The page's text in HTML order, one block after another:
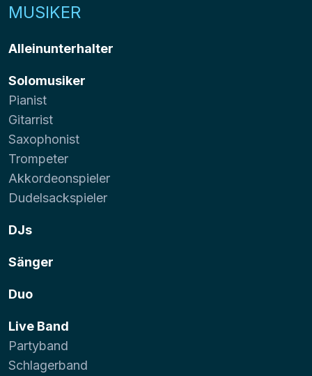
MUSIKER
Alleinunterhalter
Solomusiker
Pianist
Gitarrist
Saxophonist
Trompeter
Akkordeonspieler
Dudelsackspieler
DJs
Sänger
Duo
Live Band
Partyband
Schlagerband